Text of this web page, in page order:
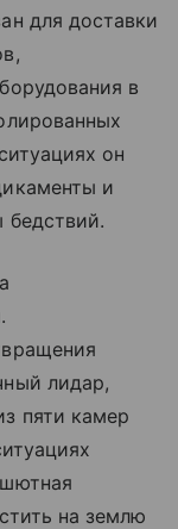
для доставки
в
он
и
бедствий.
лидар,
пяти камер
на землю